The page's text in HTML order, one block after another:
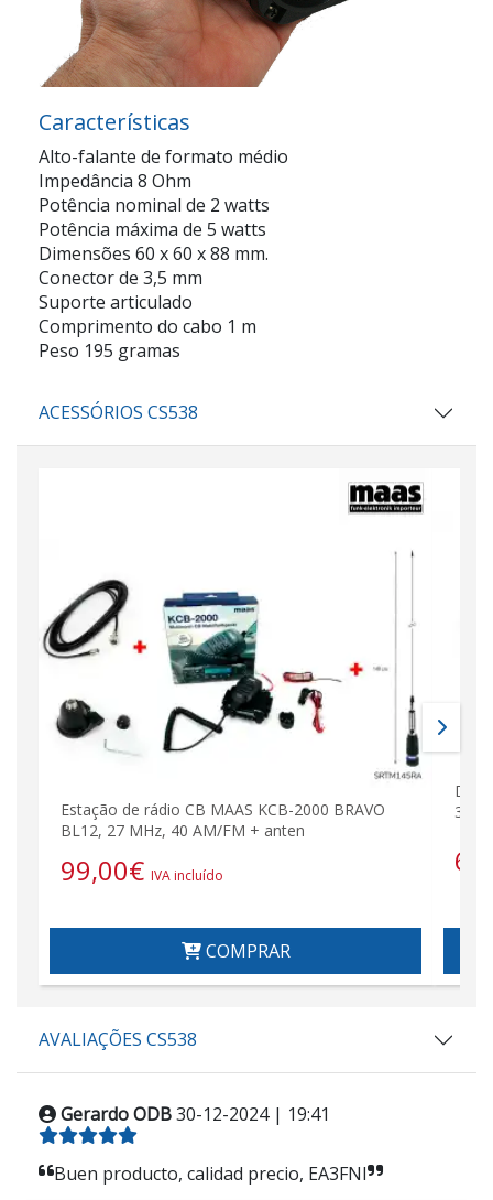
Características
Alto-falante de formato médio
Impedância 8 Ohm
Potência nominal de 2 watts
Potência máxima de 5 watts
Dimensões 60 x 60 x 88 mm.
Conector de 3,5 mm
Suporte articulado
Comprimento do cabo 1 m
Peso 195 gramas
ACESSÓRIOS CS538
Estação de rádio CB MAAS KCB-2000 BRAVO
BL12, 27 MHz, 40 AM/FM + anten
99,00€ IVA incluído
COMPRAR
3,5
AVALIAÇÕES CS538
Gerardo ODB30-12-2024 | 19:41
Buen producto, calidad precio, EA3FNI